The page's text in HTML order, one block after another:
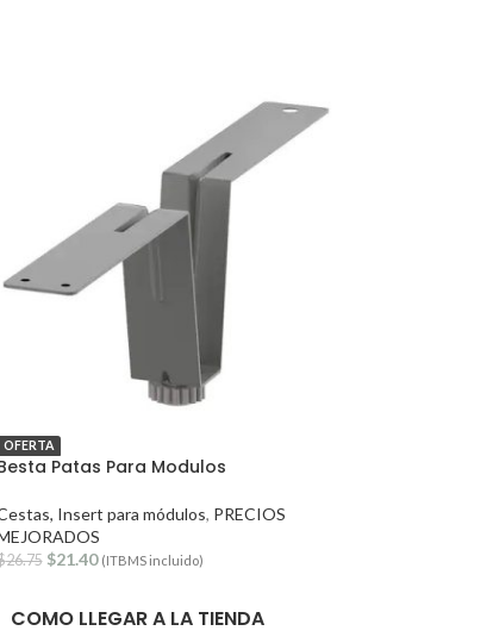
OFERTA
Patas Para Modulos
Insert para módulos, PRECIOS
26.75 $21.40 (ITBMS incluido)
COMO LLEGAR A LA TIENDA